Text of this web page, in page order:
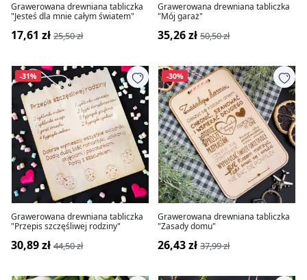
Grawerowana drewniana tabliczka
"Jesteś dla mnie całym światem"
17,61 zł 25,50 zł
Grawerowana drewniana tabliczka
"Mój garaż"
35,26 zł 50,50 zł
-31%
Grawerowana drewniana tabliczka
"Przepis szczęśliwej rodziny"
30,89 zł 44,50 zł
-30%
Grawerowana drewniana tabliczka
"Zasady domu"
26,43 zł 37,99 zł